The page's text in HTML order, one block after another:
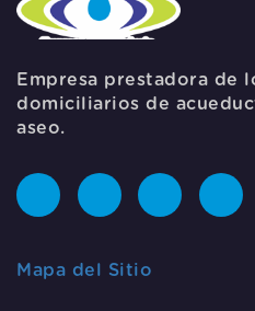
Empresa prestadora de
domiciliarios de
aseo.
Mapa del Sitio